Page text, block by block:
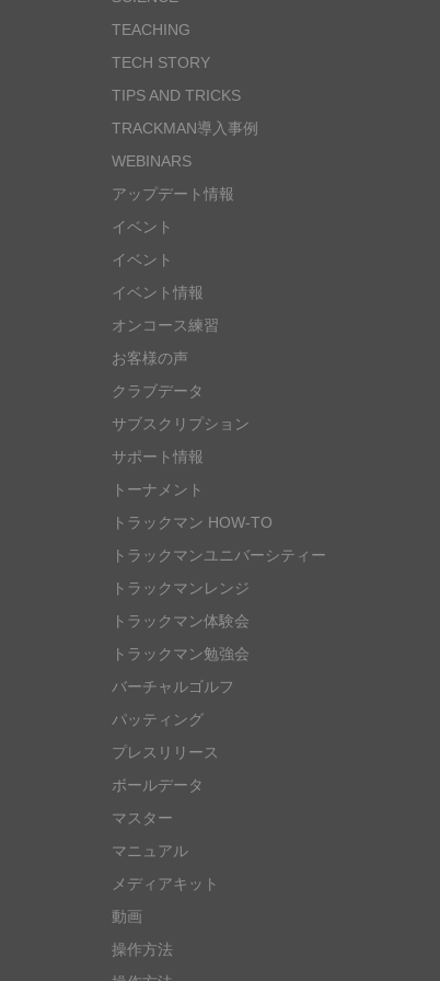
TEACHING
TECH STORY
TIPS AND TRICKS
TRACKMAN導入事例
WEBINARS
アップデート情報
イベント
イベント
イベント情報
オンコース練習
お客様の声
クラブデータ
サブスクリプション
サポート情報
トーナメント
トラックマン HOW-TO
トラックマンユニバーシティー
トラックマンレンジ
トラックマン体験会
トラックマン勉強会
バーチャルゴルフ
パッティング
プレスリリース
ボールデータ
マスター
マニュアル
メディアキット
動画
操作方法